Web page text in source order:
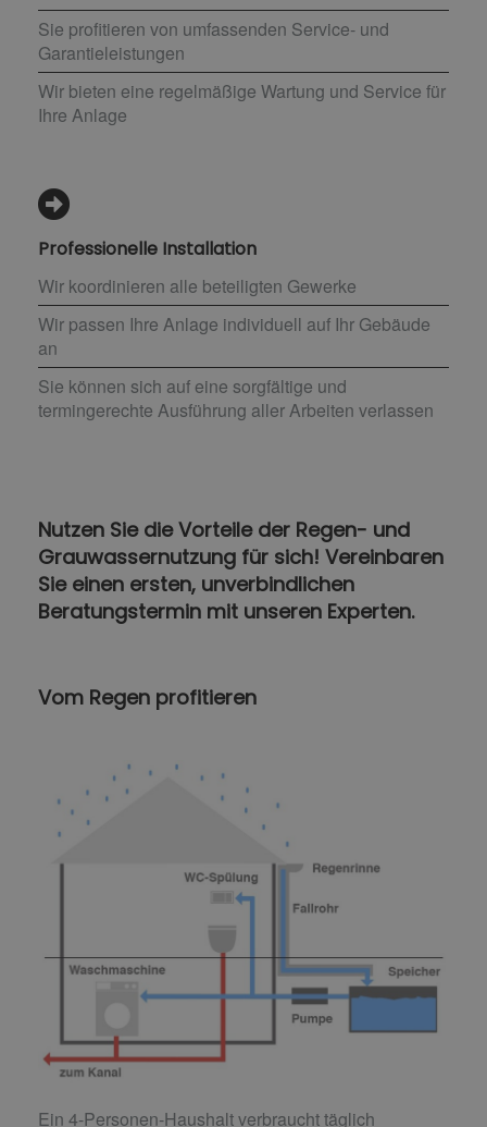
Sie profitieren von umfassenden Service- und
Garantieleistungen
Wir bieten eine regelmäßige Wartung und Service für
Ihre Anlage
Professionelle Installation
Wir koordinieren alle beteiligten Gewerke
Wir passen Ihre Anlage individuell auf Ihr Gebäude
an
Sie können sich auf eine sorgfältige und
termingerechte Ausführung aller Arbeiten verlassen
Nutzen Sie die Vorteile der Regen- und
Grauwassernutzung für sich! Vereinbaren
Sie einen ersten, unverbindlichen
Beratungstermin mit unseren Experten.
Vom Regen profitieren
Ein 4-Personen-Haushalt verbraucht täglich